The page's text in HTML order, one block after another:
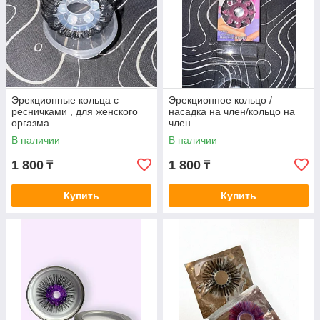
Эффективность зависит от правильного
использования.
Презерватив должен быть правильно подобран
по размеру.
Следуйте инструкциям на упаковке.
Не забудьте использовать только один
Презервативы для стимуляции
точки G
Эрекционные кольца с
ресничками , для женского
оргазма
В наличии
1 800 ₸
Купить
Эрекционное кольцо /
насадка на член/кольцо на
член
В наличии
1 800 ₸
Купить